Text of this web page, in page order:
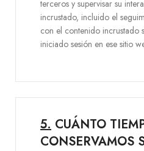
terceros y supervisar su
incrustado, incluido el
con el contenido incrustado
iniciado sesión en ese sitio
5. CUÁNTO
CONSERVAMOS